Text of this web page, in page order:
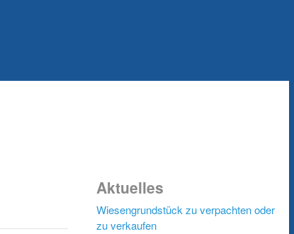
Aktuelles
Wiesengrundstück zu verpachten oder
zu verkaufen